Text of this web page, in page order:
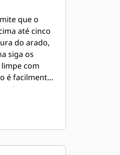
que o
até cinco
do arado,
siga os
com
é facilmente